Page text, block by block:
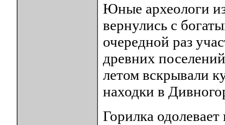
Юные археологи
вернулись с
очередной раз
древних
летом вскрывали
находки в
Горилка одолевает